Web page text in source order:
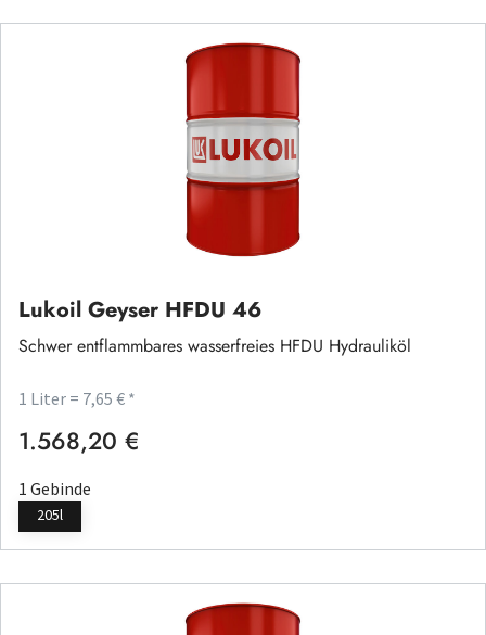
Lukoil Geyser HFDU 46
Schwer entflammbares wasserfreies HFDU Hydrauliköl
1 Liter = 7,65 € *
Regulärer Preis:
1.568,20 €
1 Gebinde
205l